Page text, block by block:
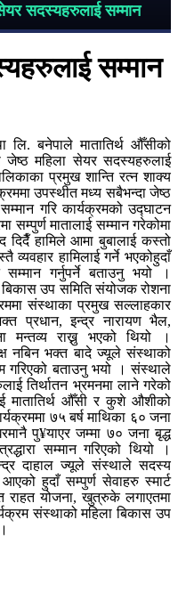
सदस्यहरुलाई सम्मान
सम्मान
बनेपाले मातातिर्थ औँसीको
जेष्ठ महिला सेयर सदस्यहरुलाई
प्रमुख शान्ति रत्न शाक्य
उपस्थीत मध्य सबैभन्दा जेष्ठ
गरि कार्यक्रमको उद्घाटन
सम्पुर्ण मातालाई सम्मान गरेकोमा
हामिले आमा बुबालाई कस्तो
व्यवहार हामिलाई गर्ने भएकोहुदाँ
गर्नुपर्ने बताउनु भयो ।
बिकास उप समिति संयोजक रोशना
संस्थाका प्रमुख सल्लाहकार
प्रधान, इन्द्र नारायण भैल,
मन्तव्य राख्नु भएको थियो ।
नबिन भक्त बादे ज्यूले संस्थाको
गरिएको बताउनु भयो । संस्थाले
तिर्थातन भ्रमनमा लाने गरेको
मातातिर्थ औँसी र कुशे औशीको
७५ बर्ष माथिका ६० जना
पु¥याएर जम्मा ७० जना बृद्ध
सम्मान गरिएको थियो ।
दाहाल ज्यूले संस्थाले सदस्य
हुदाँ सम्पुर्ण सेवाहरु स्मार्ट
राहत योजना, खुत्रुके लगाएतमा
संस्थाको महिला बिकास उप